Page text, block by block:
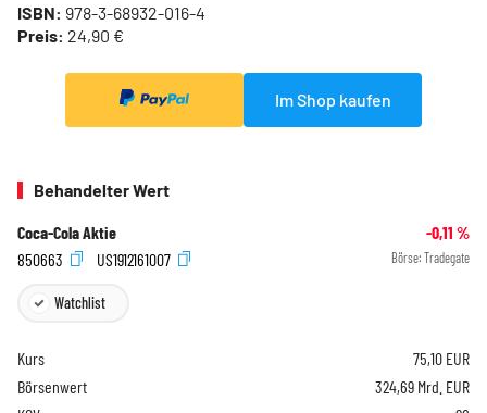
ISBN: 978-3-68932-016-4
Preis: 24,90 €
Im Shop kaufen
Behandelter Wert
Coca-Cola Aktie -0,11 %
850663
US1912161007 Börse: Tradegate
Watchlist
Kurs 75,10 EUR
Börsenwert
324,69 Mrd. EUR